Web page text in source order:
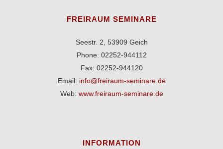
FREIRAUM SEMINARE
Seestr. 2, 53909 Geich
Phone: 02252-944112
Fax: 02252-944120
Email: info@freiraum-seminare.de
Web: www.freiraum-seminare.de
INFORMATION